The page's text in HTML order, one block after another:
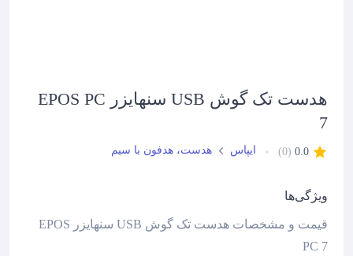
هدست تک گوش USB سنهایزر EPOS PC
7
0.0
(0) ایپاس هدست، هدفون با سیم
هدست
ویژگی‌ها
قیمت و مشخصات هدست تک گوش USB سنهایزر EPOS
PC 7